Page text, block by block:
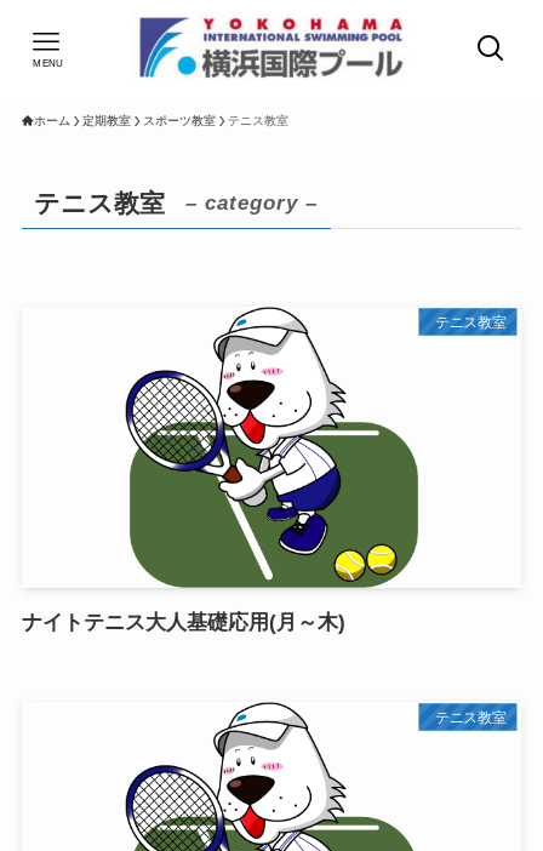
MENU
ホーム 定期教室 スポーツ教室 テニス教室
テニス教室 – category –
テニス教室
ナイトテニス大人基礎応用(月～木)
テニス教室